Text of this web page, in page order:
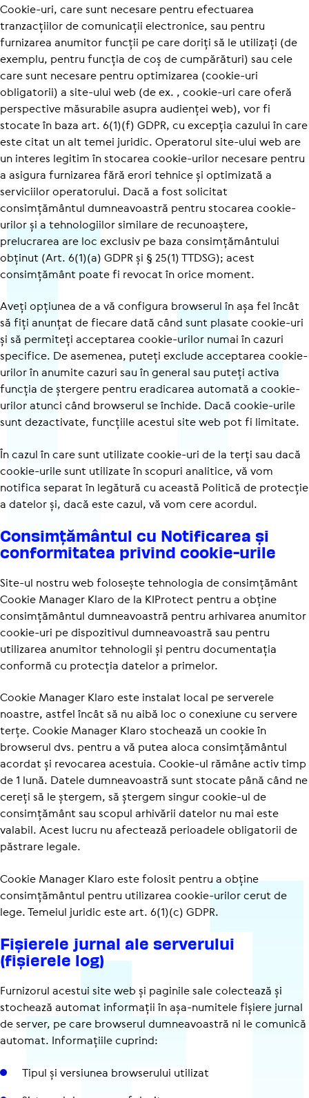
Cookie-uri, care sunt necesare pentru efectuarea
tranzacțiilor de comunicații electronice, sau pentru
furnizarea anumitor funcții pe care doriți să le utilizați (de
exemplu, pentru funcția de coș de cumpărături) sau cele
care sunt necesare pentru optimizarea (cookie-uri
obligatorii) a site-ului web (de ex. , cookie-uri care oferă
perspective măsurabile asupra audienței web), vor fi
stocate în baza art. 6(1)(f) GDPR, cu excepția cazului în care
este citat un alt temei juridic. Operatorul site-ului web are
un interes legitim în stocarea cookie-urilor necesare pentru
a asigura furnizarea fără erori tehnice și optimizată a
serviciilor operatorului. Dacă a fost solicitat
consimțământul dumneavoastră pentru stocarea cookie-
urilor și a tehnologiilor similare de recunoaștere,
prelucrarea are loc exclusiv pe baza consimțământului
obținut (Art. 6(1)(a) GDPR și § 25(1) TTDSG); acest
consimțământ poate fi revocat în orice moment.
Aveți opțiunea de a vă configura browserul în așa fel încât
să fiți anunțat de fiecare dată când sunt plasate cookie-uri
și să permiteți acceptarea cookie-urilor numai în cazuri
specifice. De asemenea, puteți exclude acceptarea cookie-
urilor în anumite cazuri sau în general sau puteți activa
funcția de ștergere pentru eradicarea automată a cookie-
urilor atunci când browserul se închide. Dacă cookie-urile
sunt dezactivate, funcțiile acestui site web pot fi limitate.
În cazul în care sunt utilizate cookie-uri de la terți sau dacă
cookie-urile sunt utilizate în scopuri analitice, vă vom
notifica separat în legătură cu această Politică de protecție
a datelor și, dacă este cazul, vă vom cere acordul.
Consimțământul cu Noti­fi­carea și
confor­mi­tatea privind cookie-urile
Site-ul nostru web folosește tehnologia de consimțământ
Cookie Manager Klaro de la KIProtect pentru a obține
consimțământul dumneavoastră pentru arhivarea anumitor
cookie-uri pe dispozitivul dumneavoastră sau pentru
utilizarea anumitor tehnologii și pentru documentația
conformă cu protecția datelor a primelor.
Cookie Manager Klaro este instalat local pe serverele
noastre, astfel încât să nu aibă loc o conexiune cu servere
terțe. Cookie Manager Klaro stochează un cookie în
browserul dvs. pentru a vă putea aloca consimțământul
acordat și revocarea acestuia. Cookie-ul rămâne activ timp
de 1 lună. Datele dumneavoastră sunt stocate până când ne
cereți să le ștergem, să ștergem singur cookie-ul de
consimțământ sau scopul arhivării datelor nu mai este
valabil. Acest lucru nu afectează perioadele obligatorii de
păstrare legale.
Cookie Manager Klaro este folosit pentru a obține
consimțământul pentru utilizarea cookie-urilor cerut de
lege. Temeiul juridic este art. 6(1)(c) GDPR.
Fișierele jurnal ale serve­rului
(fișierele log)
Furnizorul acestui site web și paginile sale colectează și
stochează automat informații în așa-numitele fișiere jurnal
de server, pe care browserul dumneavoastră ni le comunică
automat. Informațiile cuprind:
Tipul și versiunea browserului utilizat